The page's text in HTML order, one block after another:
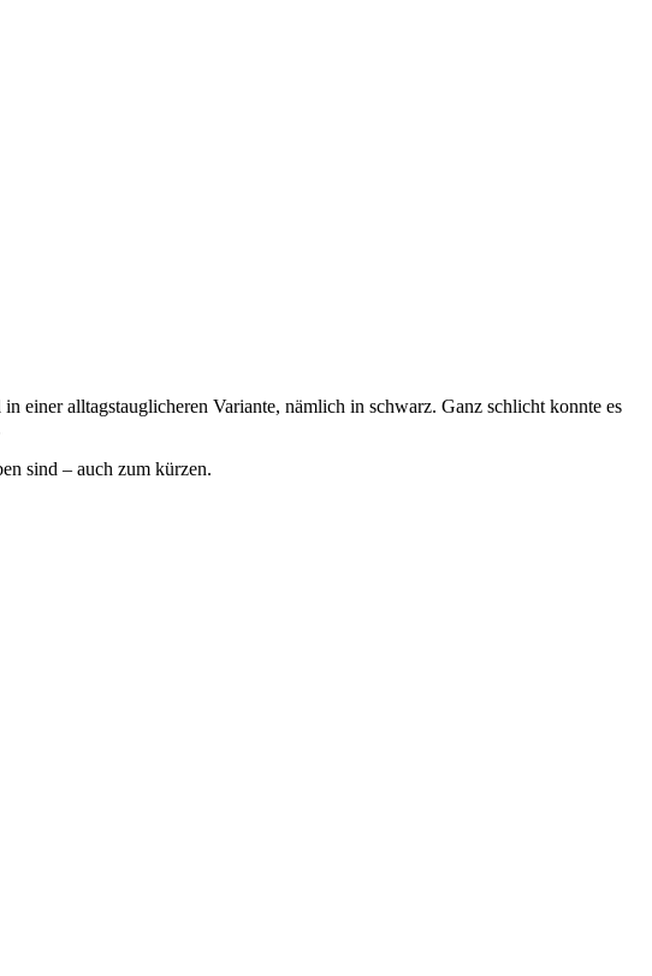
einer alltagstauglicheren Variante, nämlich in schwarz. Ganz schlicht konnte es
sind – auch zum kürzen.